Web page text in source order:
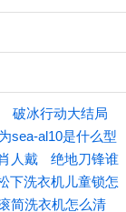
破冰行动大结局
sea-al10是什么型
人戴
绝地刀锋谁
下洗衣机儿童锁怎
简洗衣机怎么清